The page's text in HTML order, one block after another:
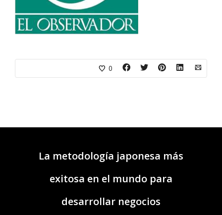
0
La metodología japonesa más
exitosa en el mundo para
desarrollar negocios